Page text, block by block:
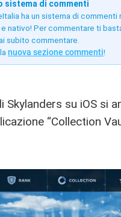
sistema di commenti
ha un sistema di
nativo! Per commentare ti
subito commentare.
nuova sezione commenti!
Skylanders su iOS si
“Collection